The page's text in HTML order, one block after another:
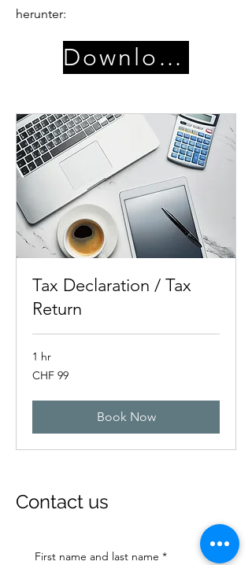
herunter:
Download
Tax Declaration / Tax
Return
1 hr
99
Swiss
CHF 99
Book Now
Contact us
First name and last name *